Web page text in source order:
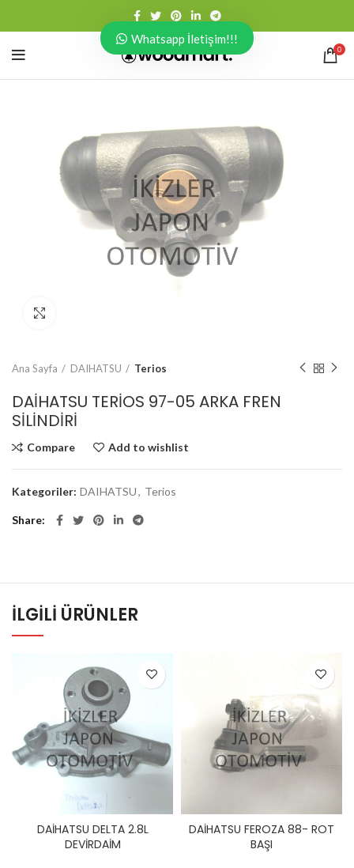
0
Ana Sayfa DAIHATSU Terios
DAİHATSU TERİOS 97-05 ARKA FREN
SİLİNDİRİ
Compare Add to wishlist
Kategoriler: DAIHATSU, Terios
Share
İLGILI ÜRÜNLER
DAİHATSU DELTA 2.8L
DEVİRDAİM
DAİHATSU FEROZA 88- ROT
BAŞI
Whatsapp İletişim!!!